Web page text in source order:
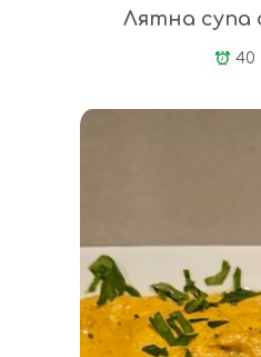
Лятна супа
40